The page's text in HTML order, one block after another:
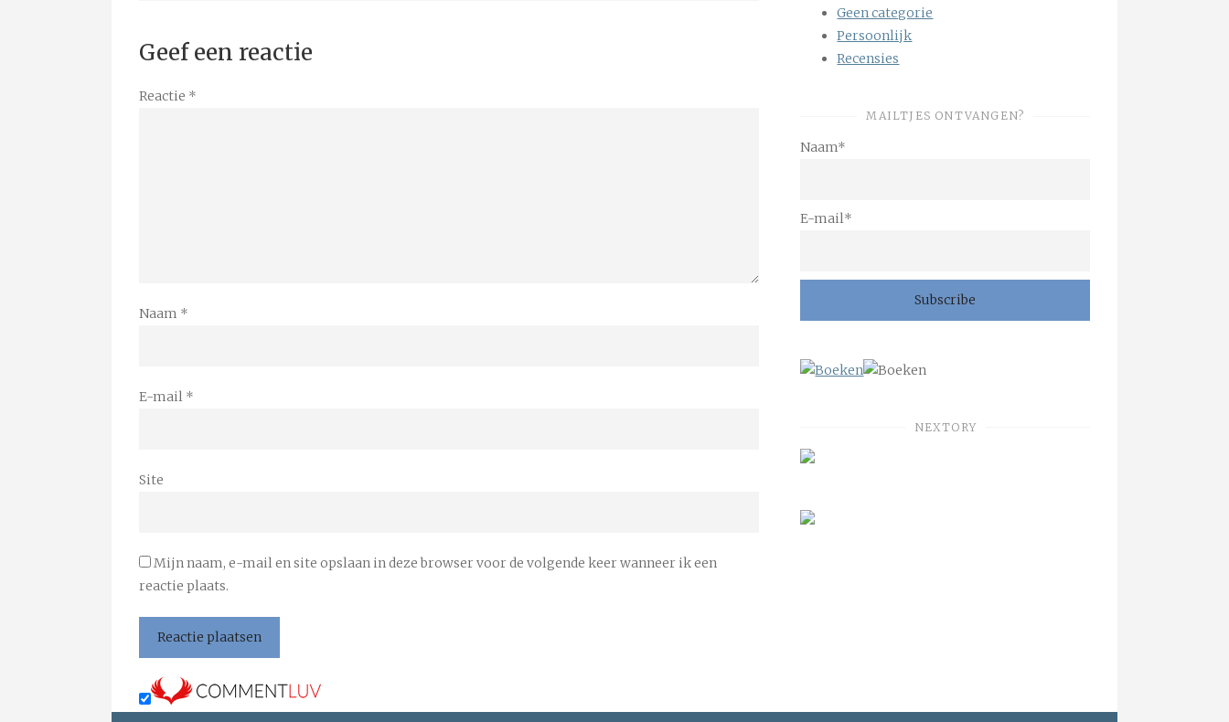
Geef een reactie
Reactie *
Naam *
E-mail *
Site
Mijn naam, e-mail en site opslaan in deze browser voor de volgende keer wanneer ik een
reactie plaats.
Geen categorie
Persoonlijk
Recensies
MAILTJES ONTVANGEN?
Naam*
E-mail*
NEXTORY